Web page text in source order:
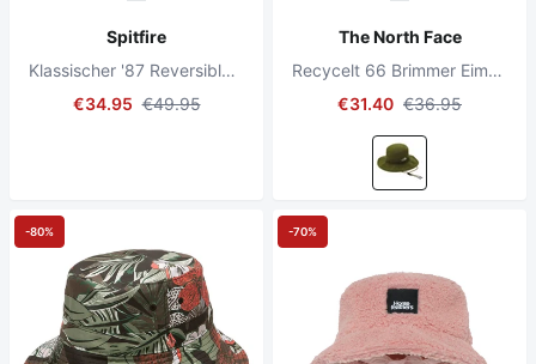
Spitfire
Klassischer '87 Reversible Bucket Hat Charcoal/Schwarz
€34.95 €49.95
The North Face
Recycelt 66 Brimmer Eimer Hut Wald Olive
€31.40 €36.95
-80% -70%